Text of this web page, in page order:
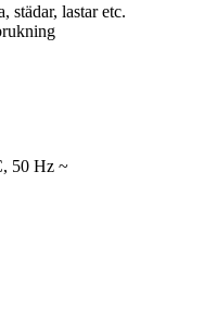
städar, lastar etc.
50 Hz ~